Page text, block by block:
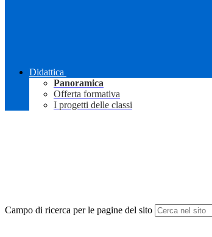
Didattica
Panoramica
Offerta formativa
I progetti delle classi
Campo di ricerca per le pagine del sito